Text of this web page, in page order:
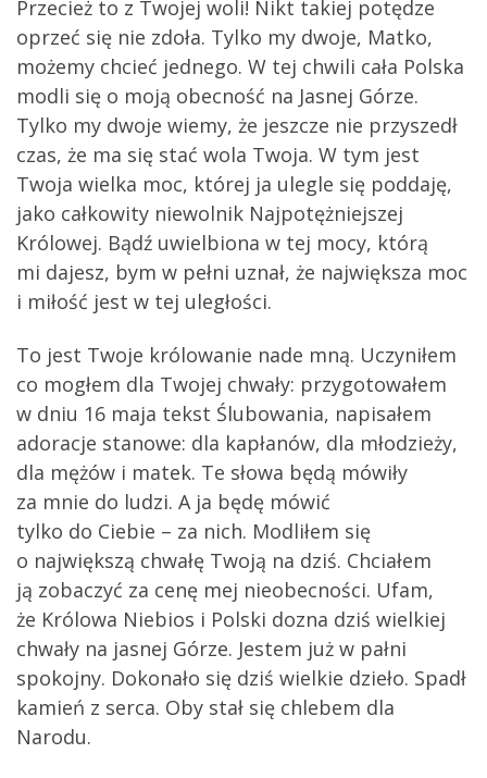
Przecież to z Twojej woli! Nikt takiej potędze
oprzeć się nie zdoła. Tylko my dwoje, Matko,
możemy chcieć jednego. W tej chwili cała Polska
modli się o moją obecność na Jasnej Górze.
Tylko my dwoje wiemy, że jeszcze nie przyszedł
czas, że ma się stać wola Twoja. W tym jest
Twoja wielka moc, której ja ulegle się poddaję,
jako całkowity niewolnik Najpotężniejszej
Królowej. Bądź uwielbiona w tej mocy, którą
mi dajesz, bym w pełni uznał, że największa moc
i miłość jest w tej uległości.
To jest Twoje królowanie nade mną. Uczyniłem
co mogłem dla Twojej chwały: przygotowałem
w dniu 16 maja tekst Ślubowania, napisałem
adoracje stanowe: dla kapłanów, dla młodzieży,
dla mężów i matek. Te słowa będą mówiły
za mnie do ludzi. A ja będę mówić
tylko do Ciebie – za nich. Modliłem się
o największą chwałę Twoją na dziś. Chciałem
ją zobaczyć za cenę mej nieobecności. Ufam,
że Królowa Niebios i Polski dozna dziś wielkiej
chwały na jasnej Górze. Jestem już w pałni
spokojny. Dokonało się dziś wielkie dzieło. Spadł
kamień z serca. Oby stał się chlebem dla
Narodu.